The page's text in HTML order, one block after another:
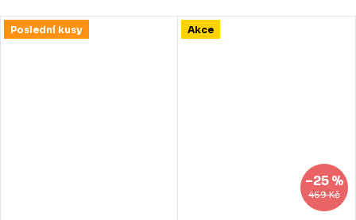
Poslední kusy Akce
469 Kč
–25 %